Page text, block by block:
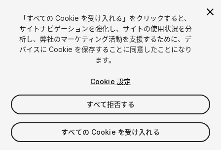
クッキーの設定
1/9
$6
消費税は決済時に計算されます
「すべての Cookie を受け入れる」をクリックすると、
サイトナビゲーションを強化し、サイトの使用状況を分
析し、弊社のマーケティング活動を支援するために、デ
バイスに Cookie を保存することに同意したことになり
ます。
Cookie 設定
すべて拒否する
すべての Cookie を受け入れる